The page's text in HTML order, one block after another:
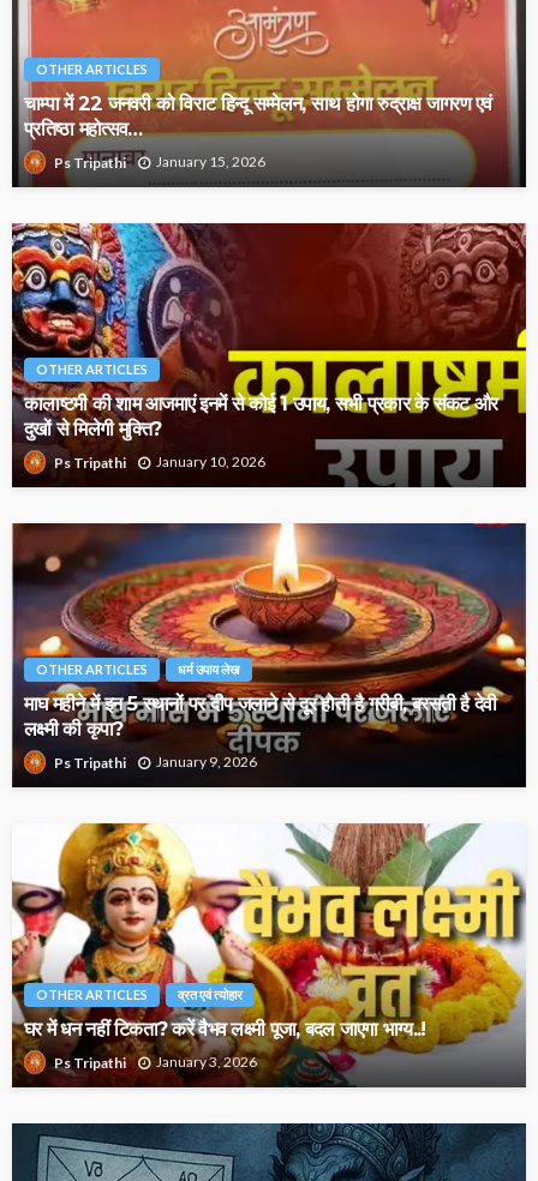
OTHER ARTICLES
चाम्पा में 22 जनवरी को विराट हिन्दू सम्मेलन, साथ होगा रुद्राक्ष जागरण एवं
प्रतिष्ठा महोत्सव…
Ps Tripathi January 15, 2026
OTHER ARTICLES
कालाष्टमी की शाम आजमाएं इनमें से कोई 1 उपाय, सभी प्रकार के संकट और
दुखों से मिलेगी मुक्ति?
Ps Tripathi January 10, 2026
OTHER ARTICLES धर्म उपाय लेख
माघ महीने में इन 5 स्थानों पर दीप जलाने से दूर होती है गरीबी, बरसती है देवी
लक्ष्मी की कृपा?
Ps Tripathi January 9, 2026
OTHER ARTICLES व्रत एवं त्योहार
घर में धन नहीं टिकता? करें वैभव लक्ष्मी पूजा, बदल जाएगा भाग्य..!
Ps Tripathi January 3, 2026